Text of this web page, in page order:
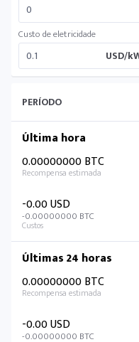
Custo de eletricidade
USD/
PERÍODO
Última hora
0.00000000 BTC
-0.00 USD
-0.00000000 BTC
Últimas 24 horas
0.00000000 BTC
-0.00 USD
-0.00000000 BTC